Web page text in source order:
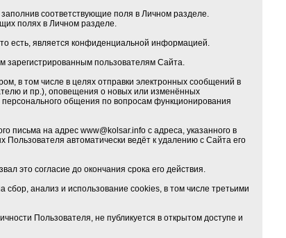
соответствующие поля в Личном разделе.
полях в Личном разделе.
есть, является конфиденциальной информацией.
зарегистрированным пользователям Сайта.
в том числе в целях отправки электронных сообщений в
и пр.), оповещения о новых или изменённых
общения по вопросам функционирования
письма на адрес www@kolsar.infoс адреса, указанного в
автоматически ведёт к удалению с Сайта его
это согласие до окончания срока его действия.
анализ и использование cookies, в том числе третьими
Пользователя, не публикуется в открытом доступе и